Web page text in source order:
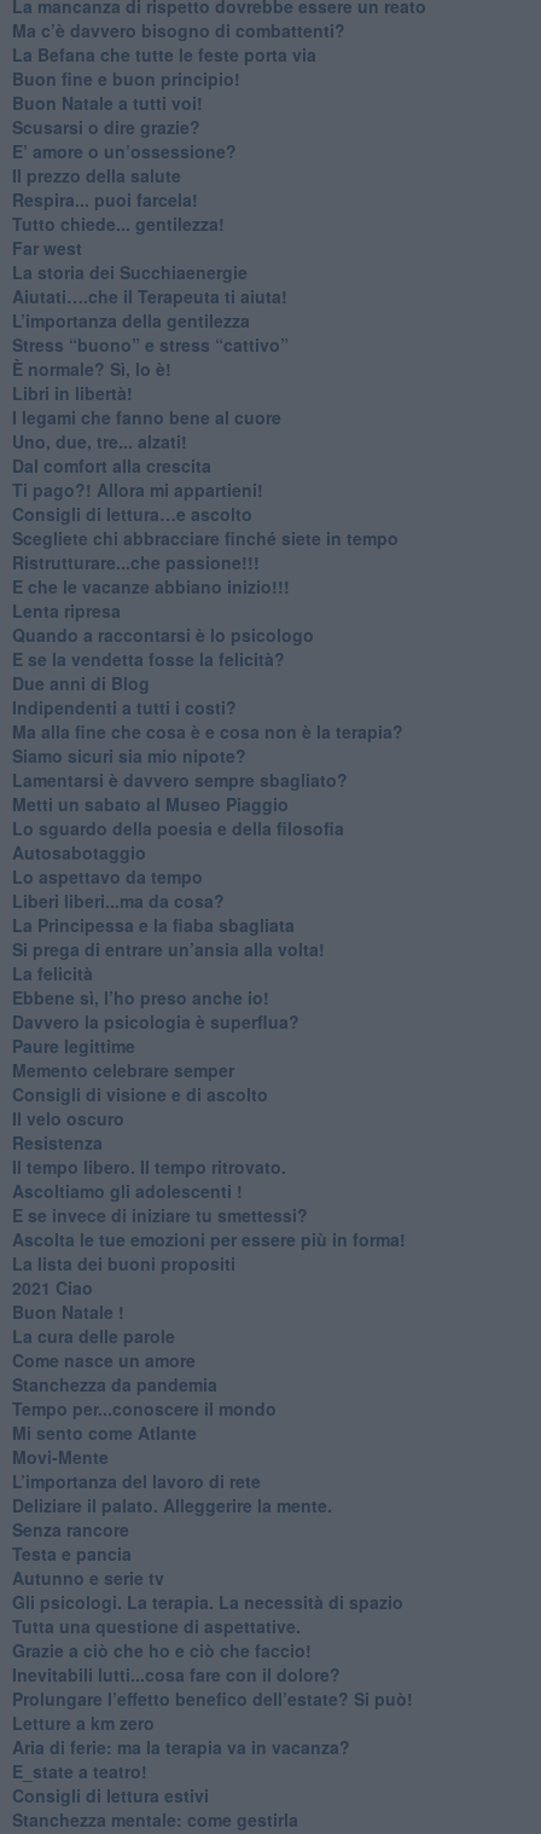
​La mancanza di rispetto dovrebbe essere un reato
​Ma c’è davvero bisogno di combattenti?
​La Befana che tutte le feste porta via
Buon fine e buon principio!
​Buon Natale a tutti voi!
​Scusarsi o dire grazie?
​E’ amore o un’ossessione?
​Il prezzo della salute
​Respira... puoi farcela!
​Tutto chiede... gentilezza!
​Far west
​La storia dei Succhiaenergie
​Aiutati….che il Terapeuta ti aiuta!
​L’importanza della gentilezza
​Stress “buono” e stress “cattivo”
​È normale? Sì, lo è!
​Libri in libertà!
​I legami che fanno bene al cuore
Uno, due, tre... alzati!​
​Dal comfort alla crescita
​Ti pago?! Allora mi appartieni!​
​Consigli di lettura…e ascolto
​Scegliete chi abbracciare finché siete in tempo
​Ristrutturare...che passione!!!
​E che le vacanze abbiano inizio!!!
​Lenta ripresa
​Quando a raccontarsi è lo psicologo
​E se la vendetta fosse la felicità?
​Due anni di Blog
​Indipendenti a tutti i costi?
​Ma alla fine che cosa è e cosa non è la terapia?
​Siamo sicuri sia mio nipote?
​Lamentarsi è davvero sempre sbagliato?
​Metti un sabato al Museo Piaggio
​Lo sguardo della poesia e della filosofia
Autosabotaggio
​Lo aspettavo da tempo
​Liberi liberi...ma da cosa?
​La Principessa e la fiaba sbagliata
Si prega di entrare un’ansia alla volta!
​La felicità
​Ebbene sì, l’ho preso anche io!
​Davvero la psicologia è superflua?
Paure legittime
​Memento celebrare semper
​Consigli di visione e di ascolto
​Il velo oscuro
Resistenza
​Il tempo libero. Il tempo ritrovato.
Ascoltiamo gli adolescenti !
​E se invece di iniziare tu smettessi?
​Ascolta le tue emozioni per essere più in forma!
​La lista dei buoni propositi
2021 Ciao
Buon Natale !
​La cura delle parole
​Come nasce un amore
Stanchezza da pandemia
​Tempo per...conoscere il mondo
​Mi sento come Atlante
​Movi-Mente
​L’importanza del lavoro di rete
​Deliziare il palato. Alleggerire la mente.
​Senza rancore
​Testa e pancia
​Autunno e serie tv
​Gli psicologi. La terapia. La necessità di spazio
​Tutta una questione di aspettative.
​Grazie a ciò che ho e ciò che faccio!
​Inevitabili lutti...cosa fare con il dolore?
Prolungare l’effetto benefico dell’estate? Si può!
​Letture a km zero
​Aria di ferie: ma la terapia va in vacanza?
​E_state a teatro!
​Consigli di lettura estivi
​Stanchezza mentale: come gestirla